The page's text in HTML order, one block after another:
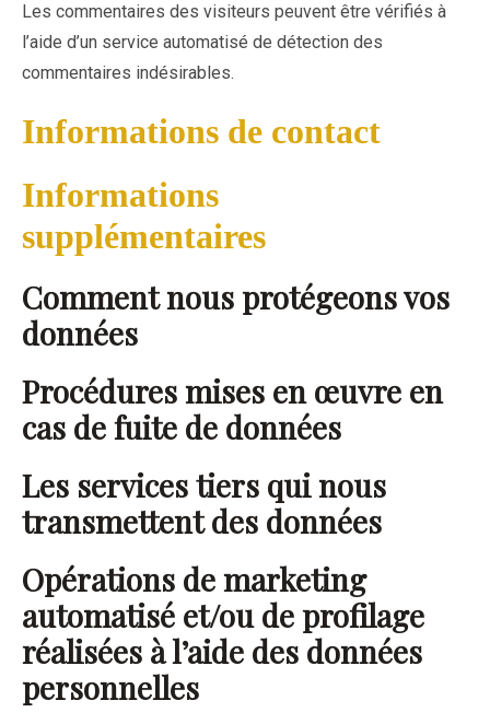
Les commentaires des visiteurs peuvent être vérifiés à
l’aide d’un service automatisé de détection des
commentaires indésirables.
Informations de contact
Informations
supplémentaires
Comment nous protégeons vos
données
Procédures mises en œuvre en
cas de fuite de données
Les services tiers qui nous
transmettent des données
Opérations de marketing
automatisé et/ou de profilage
réalisées à l’aide des données
personnelles